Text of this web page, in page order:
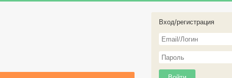
Вход/регистрация